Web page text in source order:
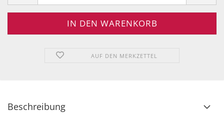
AUF DEN MERKZETTEL
Beschreibung